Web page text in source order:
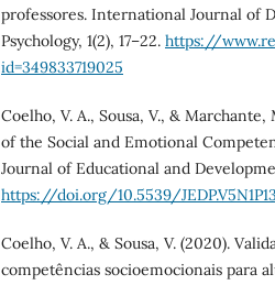
professores. International Journal of
Psychology, 1(2), 17–22. https://
id=349833719025
Coelho, V. A., Sousa, V., &
of the Social and Emotional
Journal of Educational and
https://doi.org/10.5539/
Coelho, V. A., & Sousa, V. (2020).
competências socioemocionais para